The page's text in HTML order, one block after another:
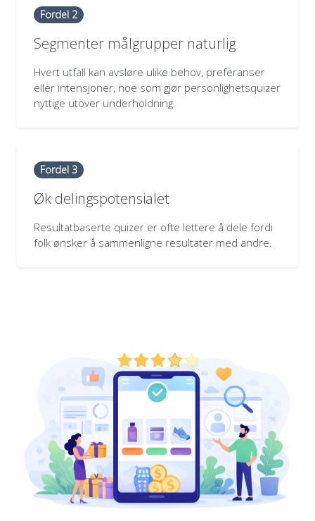
Fordel 2
Segmenter målgrupper naturlig
Hvert utfall kan avsløre ulike behov, preferanser
eller intensjoner, noe som gjør personlighetsquizer
nyttige utover underholdning.
Fordel 3
Øk delingspotensialet
Resultatbaserte quizer er ofte lettere å dele fordi
folk ønsker å sammenligne resultater med andre.